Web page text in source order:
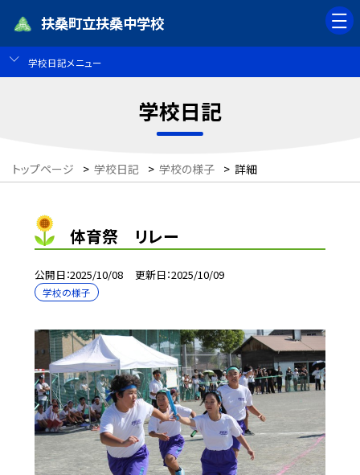
扶桑町立扶桑中学校
学校日記メニュー
学校日記
トップページ > 学校日記 > 学校の様子 > 詳細
体育祭 リレー
公開日 2025/10/08 更新日 2025/10/09
学校の様子